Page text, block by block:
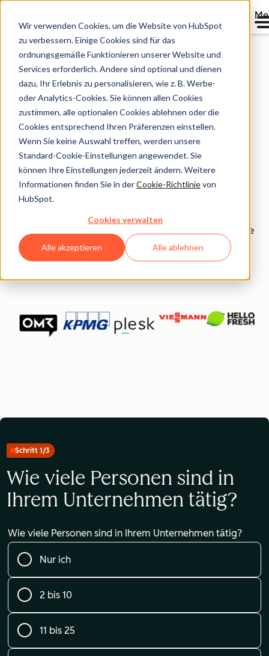
Wir verwenden Cookies, um die Website von HubSpot
zu verbessern. Einige Cookies sind für das
ordnungsgemäße Funktionieren unserer Website und
Services erforderlich. Andere sind optional und dienen
dazu, Ihr Erlebnis zu personalisieren, wie z. B. Werbe-
oder Analytics-Cookies. Sie können allen Cookies
zustimmen, alle optionalen Cookies ablehnen oder die
Cookies entsprechend Ihren Präferenzen einstellen.
Wenn Sie keine Auswahl treffen, werden unsere
Standard-Cookie-Einstellungen angewendet. Sie
können Ihre Einstellungen jederzeit ändern. Weitere
Informationen finden Sie in derCookie-Richtlinievon
HubSpot.
Cookies verwalten
Alle akzeptieren Alle ablehnen
So viele Optionen,
aber welche passt zu
Beantworten Sie drei einfache Fragen – und finden Sie
heraus, welche Produkte genau richtig für Ihre
Anforderungen sind.
Schritt 1/3
Wie viele Personen sind in
Ihrem Unternehmen tätig?
Wie viele Personen sind in Ihrem Unternehmen tätig?
Nur ich
2 bis 10
11 bis 25